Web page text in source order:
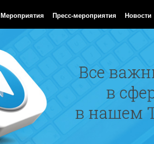
Мероприятия Пресс-мероприятия Новости